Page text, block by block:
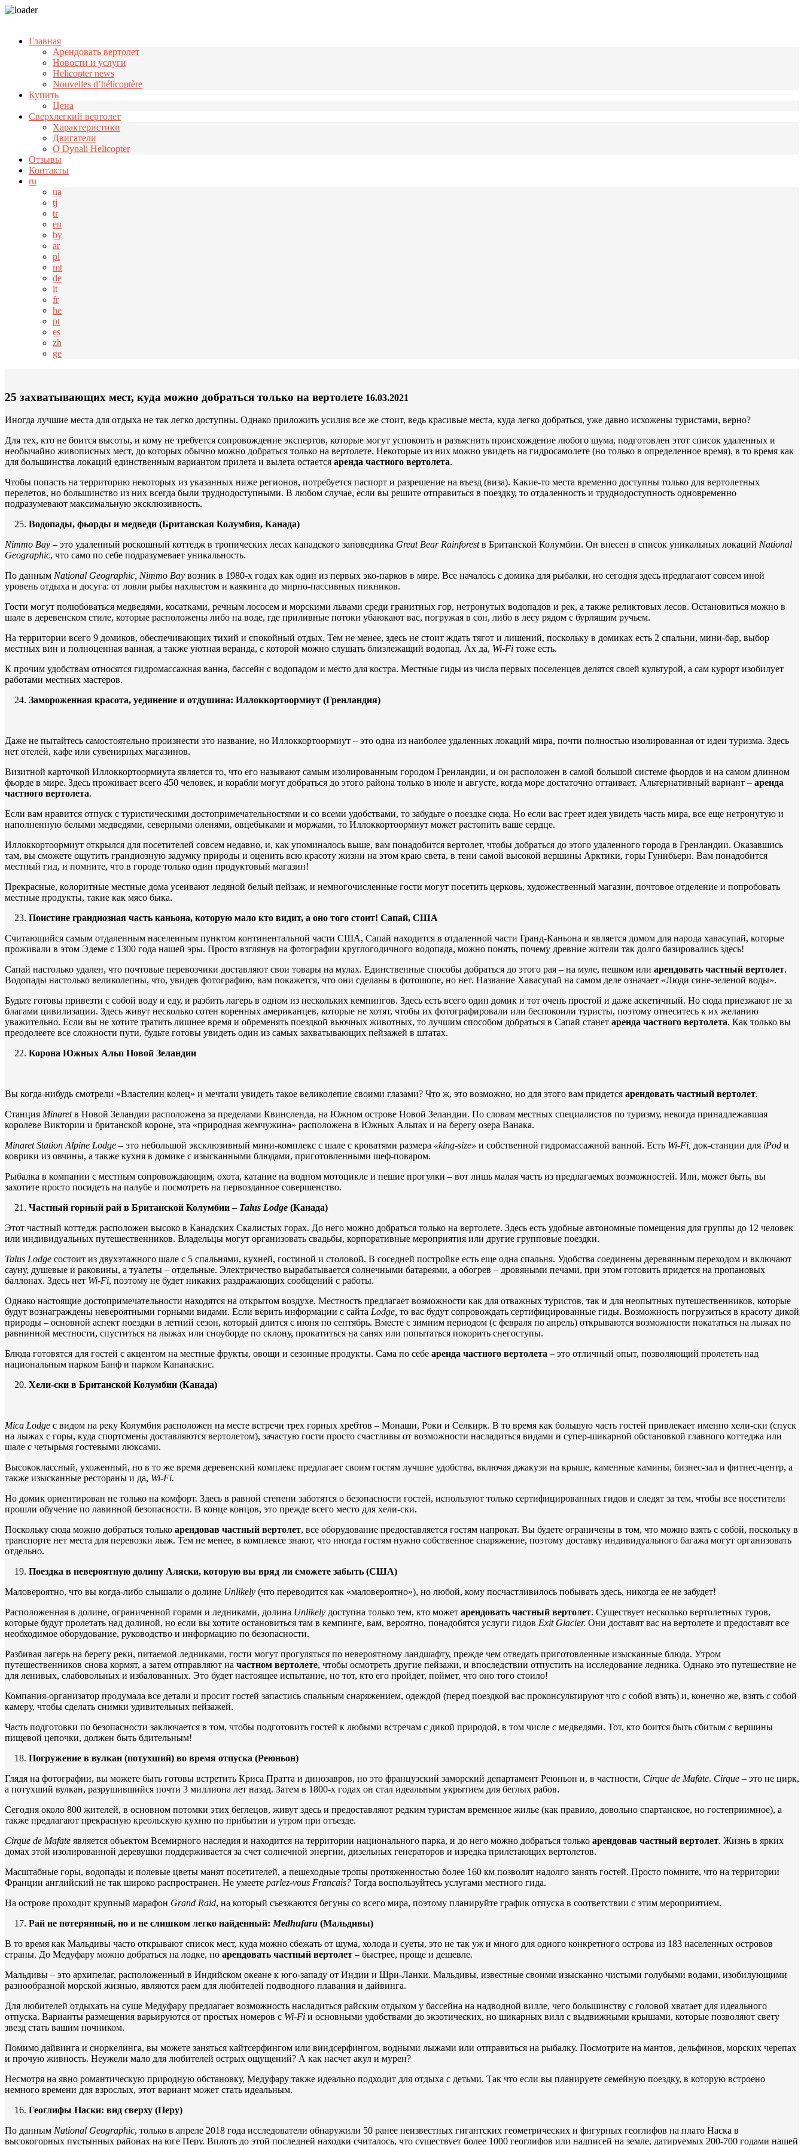
Главная
Арендовать вертолет
Новости и услуги
Helicopter news
Nouvelles d’hélicoptère
Купить
Цена
Cверхлегкий вертолет
Характеристики
Двигатели
О Dynali Helicopter
Отзывы
Контакты
ru
ua
tj
tr
en
by
ar
pl
mt
de
it
fr
he
pt
es
zh
ge
25 захватывающих мест, куда можно добраться только на вертолете 16.03.2021
Иногда лучшие места для отдыха не так легко доступны. Однако приложить усилия все же стоит, ведь красивые места, куда легко добраться, уже давно исхожены туристами, верно?
Для тех, кто не боится высоты, и кому не требуется сопровождение экспертов, которые могут успокоить и разъяснить происхождение любого шума, подготовлен этот список удаленных и
необычайно живописных мест, до которых обычно можно добраться только на вертолете. Некоторые из них можно увидеть на гидросамолете (но только в определенное время), в то время как
для большинства локаций единственным вариантом прилета и вылета остается аренда частного вертолета.
Чтобы попасть на территорию некоторых из указанных ниже регионов, потребуется паспорт и разрешение на въезд (виза). Какие-то места временно доступны только для вертолетных
перелетов, но большинство из них всегда были труднодоступными. В любом случае, если вы решите отправиться в поездку, то отдаленность и труднодоступность одновременно
подразумевают максимальную эксклюзивность.
Водопады, фьорды и медведи (Британская Колумбия, Канада)
Nimmo Bay – это удаленный роскошный коттедж в тропических лесах канадского заповедника GreatBearRainforestв Британской Колумбии. Он внесен в список уникальных локаций National
Geographic, что само по себе подразумевает уникальность.
По данным National Geographic, Nimmo Bay возник в 1980-х годах как один из первых эко-парков в мире. Все началось с домика для рыбалки, но сегодня здесь предлагают совсем иной
уровень отдыха и досуга: от ловли рыбы нахлыстом и каякинга до мирно-пассивных пикников.
Гости могут полюбоваться медведями, косатками, речным лососем и морскими львами среди гранитных гор, нетронутых водопадов и рек, а также реликтовых лесов. Остановиться можно в
шале в деревенском стиле, которые расположены либо на воде, где приливные потоки убаюкают вас, погружая в сон, либо в лесу рядом с бурлящим ручьем.
На территории всего 9 домиков, обеспечивающих тихий и спокойный отдых. Тем не менее, здесь не стоит ждать тягот и лишений, поскольку в домиках есть 2 спальни, мини-бар, выбор
местных вин и полноценная ванная, а также уютная веранда, с которой можно слушать близлежащий водопад. Ах да, Wi-Fi тоже есть.
К прочим удобствам относятся гидромассажная ванна, бассейн с водопадом и место для костра. Местные гиды из числа первых поселенцев делятся своей культурой, а сам курорт изобилует
работами местных мастеров.
Замороженная красота, уединение и отдушина: Иллоккортоормиут (Гренландия)
Даже не пытайтесь самостоятельно произнести это название, но Иллоккортоормиут – это одна из наиболее удаленных локаций мира, почти полностью изолированная от идеи туризма. Здесь
нет отелей, кафе или сувенирных магазинов.
Визитной карточкой Иллоккортоормиута является то, что его называют самым изолированным городом Гренландии, и он расположен в самой большой системе фьордов и на самом длинном
фьорде в мире. Здесь проживает всего 450 человек, и корабли могут добраться до этого района только в июле и августе, когда море достаточно оттаивает. Альтернативный вариант – аренда
частного вертолета.
Если вам нравится отпуск с туристическими достопримечательностями и со всеми удобствами, то забудьте о поездке сюда. Но если вас греет идея увидеть часть мира, все еще нетронутую и
наполненную белыми медведями, северными оленями, овцебыками и моржами, то Иллоккортоормиут может растопить ваше сердце.
Иллоккортоормиут открылся для посетителей совсем недавно, и, как упоминалось выше, вам понадобится вертолет, чтобы добраться до этого удаленного города в Гренландии. Оказавшись
там, вы сможете ощутить грандиозную задумку природы и оценить всю красоту жизни на этом краю света, в тени самой высокой вершины Арктики, горы Гуннбьерн. Вам понадобится
местный гид, и помните, что в городе только один продуктовый магазин!
Прекрасные, колоритные местные дома усеивают ледяной белый пейзаж, и немногочисленные гости могут посетить церковь, художественный магазин, почтовое отделение и попробовать
местные продукты, такие как мясо быка.
Поистине грандиозная часть каньона, которую мало кто видит, а оно того стоит! Сапай, США
Считающийся самым отдаленным населенным пунктом континентальной части США, Сапай находится в отдаленной части Гранд-Каньона и является домом для народа хавасупай, которые
проживали в этом Эдеме с 1300 года нашей эры. Просто взглянув на фотографии круглогодичного водопада, можно понять, почему древние жители так долго базировались здесь!
Сапай настолько удален, что почтовые перевозчики доставляют свои товары на мулах. Единственные способы добраться до этого рая – на муле, пешком или арендовать частный вертолет.
Водопады настолько великолепны, что, увидев фотографию, вам покажется, что они сделаны в фотошопе, но нет. Название Хавасупай на самом деле означает «Люди сине-зеленой воды».
Будьте готовы привезти с собой воду и еду, и разбить лагерь в одном из нескольких кемпингов. Здесь есть всего один домик и тот очень простой и даже аскетичный. Но сюда приезжают не за
благами цивилизации. Здесь живут несколько сотен коренных американцев, которые не хотят, чтобы их фотографировали или беспокоили туристы, поэтому отнеситесь к их желанию
уважительно. Если вы не хотите тратить лишнее время и обременять поездкой вьючных животных, то лучшим способом добраться в Сапай станет аренда частного вертолета. Как только вы
преодолеете все сложности пути, будьте готовы увидеть один из самых захватывающих пейзажей в штатах.
Корона Южных Альп Новой Зеландии
Вы когда-нибудь смотрели «Властелин колец» и мечтали увидеть такое великолепие своими глазами? Что ж, это возможно, но для этого вам придется арендовать частный вертолет.
Станция Minaretв Новой Зеландии расположена за пределами Квинсленда, на Южном острове Новой Зеландии. По словам местных специалистов по туризму, некогда принадлежавшая
королеве Виктории и британской короне, эта «природная жемчужина» расположена в Южных Альпах и на берегу озера Ванака.
MinaretStationAlpine Lodge – это небольшой эксклюзивный мини-комплекс с шале с кроватями размера «king-size» и собственной гидромассажной ванной. Есть Wi-Fi, док-станции для iPod и
коврики из овчины, а также кухня в домике с изысканными блюдами, приготовленными шеф-поваром.
Рыбалка в компании с местным сопровождающим, охота, катание на водном мотоцикле и пешие прогулки – вот лишь малая часть из предлагаемых возможностей. Или, может быть, вы
захотите просто посидеть на палубе и посмотреть на первозданное совершенство.
Частный горный рай в Британской Колумбии – Talus Lodge (Канада)
Этот частный коттедж расположен высоко в Канадских Скалистых горах. До него можно добраться только на вертолете. Здесь есть удобные автономные помещения для группы до 12 человек
или индивидуальных путешественников. Владельцы могут организовать свадьбы, корпоративные мероприятия или другие групповые поездки.
Talus Lodge состоит из двухэтажного шале с 5 спальнями, кухней, гостиной и столовой. В соседней постройке есть еще одна спальня. Удобства соединены деревянным переходом и включают
сауну, душевые и раковины, а туалеты – отдельные. Электричество вырабатывается солнечными батареями, а обогрев – дровяными печами, при этом готовить придется на пропановых
баллонах. Здесь нет Wi-Fi, поэтому не будет никаких раздражающих сообщений с работы.
Однако настоящие достопримечательности находятся на открытом воздухе. Местность предлагает возможности как для отважных туристов, так и для неопытных путешественников, которые
будут вознаграждены невероятными горными видами. Если верить информации с сайта Lodge, то вас будут сопровождать сертифицированные гиды. Возможность погрузиться в красоту дикой
природы – основной аспект поездки в летний сезон, который длится с июня по сентябрь. Вместе с зимним периодом (с февраля по апрель) открываются возможности покататься на лыжах по
равнинной местности, спуститься на лыжах или сноуборде по склону, прокатиться на санях или попытаться покорить снегоступы.
Блюда готовятся для гостей с акцентом на местные фрукты, овощи и сезонные продукты. Сама по себе аренда частного вертолета – это отличный опыт, позволяющий пролететь над
национальным парком Банф и парком Кананаскис.
Хели-ски в Британской Колумбии (Канада)
Mica Lodge с видом на реку Колумбия расположен на месте встречи трех горных хребтов – Монаши, Роки и Селкирк. В то время как большую часть гостей привлекает именно хели-ски (спуск
на лыжах с горы, куда спортсмены доставляются вертолетом), зачастую гости просто счастливы от возможности насладиться видами и супер-шикарной обстановкой главного коттеджа или
шале с четырьмя гостевыми люксами.
Высококлассный, ухоженный, но в то же время деревенский комплекс предлагает своим гостям лучшие удобства, включая джакузи на крыше, каменные камины, бизнес-зал и фитнес-центр, а
также изысканные рестораны и да, Wi-Fi.
Но домик ориентирован не только на комфорт. Здесь в равной степени заботятся о безопасности гостей, используют только сертифицированных гидов и следят за тем, чтобы все посетители
прошли обучение по лавинной безопасности. В конце концов, это прежде всего место для хели-ски.
Поскольку сюда можно добраться только арендовав частный вертолет, все оборудование предоставляется гостям напрокат. Вы будете ограничены в том, что можно взять с собой, поскольку в
транспорте нет места для перевозки лыж. Тем не менее, в комплексе знают, что иногда гостям нужно собственное снаряжение, поэтому доставку индивидуального багажа могут организовать
отдельно.
Поездка в невероятную долину Аляски, которую вы вряд ли сможете забыть (США)
Маловероятно, что вы когда-либо слышали о долине Unlikely (что переводится как «маловероятно»), но любой, кому посчастливилось побывать здесь, никогда ее не забудет!
Расположенная в долине, ограниченной горами и ледниками, долина Unlikely доступна только тем, кто может арендовать частный вертолет. Существует несколько вертолетных туров,
которые будут пролетать над долиной, но если вы хотите остановиться там в кемпинге, вам, вероятно, понадобятся услуги гидов Exit Glacier. Они доставят вас на вертолете и предоставят все
необходимое оборудование, руководство и информацию по безопасности.
Разбивая лагерь на берегу реки, питаемой ледниками, гости могут прогуляться по невероятному ландшафту, прежде чем отведать приготовленные изысканные блюда. Утром
путешественников снова кормят, а затем отправляют на частном вертолете, чтобы осмотреть другие пейзажи, и впоследствии отпустить на исследование ледника. Однако это путешествие не
для ленивых, слабовольных и избалованных. Это будет настоящее испытание, но тот, кто его пройдет, поймет, что оно того стоило!
Компания-организатор продумала все детали и просит гостей запастись спальным снаряжением, одеждой (перед поездкой вас проконсультируют что с собой взять) и, конечно же, взять с собой
камеру, чтобы сделать снимки удивительных пейзажей.
Часть подготовки по безопасности заключается в том, чтобы подготовить гостей к любыми встречам с дикой природой, в том числе с медведями. Тот, кто боится быть сбитым с вершины
пищевой цепочки, должен быть бдительным!
Погружение в вулкан (потухший) во время отпуска (Реюньон)
Глядя на фотографии, вы можете быть готовы встретить Криса Пратта и динозавров, но это французский заморский департамент Реюньон и, в частности, Cirque de Mafate. Cirque – это не цирк,
а потухший вулкан, разрушившийся почти 3 миллиона лет назад. Затем в 1800-х годах он стал идеальным укрытием для беглых рабов.
Сегодня около 800 жителей, в основном потомки этих беглецов, живут здесь и предоставляют редким туристам временное жилье (как правило, довольно спартанское, но гостеприимное), а
также предлагают прекрасную креольскую кухню по прибытии и утром при отъезде.
Cirque de Mafate является объектом Всемирного наследия и находится на территории национального парка, и до него можно добраться только арендовав частный вертолет. Жизнь в ярких
домах этой изолированной деревушки поддерживается за счет солнечной энергии, дизельных генераторов и изредка прилетающих вертолетов.
Масштабные горы, водопады и полевые цветы манят посетителей, а пешеходные тропы протяженностью более 160 км позволят надолго занять гостей. Просто помните, что на территории
Франции английский не так широко распространен. Не умеете parlez-vous Francais? Тогда воспользуйтесь услугами местного гида.
На острове проходит крупный марафон Grand Raid, на который съезжаются бегуны со всего мира, поэтому планируйте график отпуска в соответствии с этим мероприятием.
Рай не потерянный, но и не слишком легко найденный:Medhufaru (Мальдивы)
В то время как Мальдивы часто открывают список мест, куда можно сбежать от шума, холода и суеты, это не так уж и много для одного конкретного острова из 183 населенных островов
страны. До Медуфару можно добраться на лодке, но арендовать частный вертолет – быстрее, проще и дешевле.
Мальдивы – это архипелаг, расположенный в Индийском океане к юго-западу от Индии и Шри-Ланки. Мальдивы, известные своими изысканно чистыми голубыми водами, изобилующими
разнообразной морской жизнью, являются раем для любителей подводного плавания и дайвинга.
Для любителей отдыхать на суше Медуфару предлагает возможность насладиться райским отдыхом у бассейна на надводной вилле, чего большинству с головой хватает для идеального
отпуска. Варианты размещения варьируются от простых номеров с Wi-Fi и основными удобствами до экзотических, но шикарных вилл с выдвижными крышами, которые позволяют свету
звезд стать вашим ночником.
Помимо дайвинга и сноркелинга, вы можете заняться кайтсерфингом или виндсерфингом, водными лыжами или отправиться на рыбалку. Посмотрите на мантов, дельфинов, морских черепах
и прочую живность. Неужели мало для любителей острых ощущений? А как насчет акул и мурен?
Несмотря на явно романтическую природную обстановку, Медуфару также идеально подходит для отдыха с детьми. Так что если вы планируете семейную поездку, в которую встроено
немного времени для взрослых, этот вариант может стать идеальным.
Геоглифы Наски: вид сверху (Перу)
По данным National Geographic, только в апреле 2018 года исследователи обнаружили 50 ранее неизвестных гигантских геометрических и фигурных геоглифов на плато Наска в
высокогорных пустынных районах на юге Перу. Вплоть до этой последней находки считалось, что существует более 1000 геоглифов или надписей на земле, датируемых 200-700 годами нашей